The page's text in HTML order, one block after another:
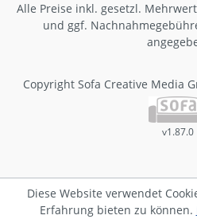
Alle Preise inkl. gesetzl.
und ggf.
Copyright Sofa Creative Media
v1.87.0
Diese Website verwendet
Erfahrung bieten zu können.